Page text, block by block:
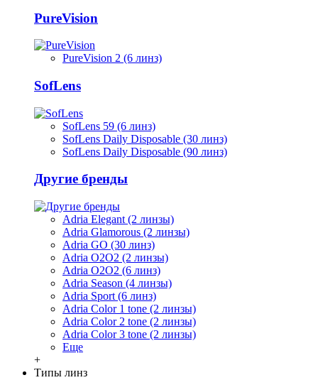
PureVision
PureVision 2 (6 линз)
SofLens
SofLens 59 (6 линз)
SofLens Daily Disposable (30 линз)
SofLens Daily Disposable (90 линз)
Другие бренды
Adria Elegant (2 линзы)
Adria Glamorous (2 линзы)
Adria GO (30 линз)
Adria O2O2 (2 линзы)
Adria O2O2 (6 линз)
Adria Season (4 линзы)
Adria Sport (6 линз)
Adria Сolor 1 tone (2 линзы)
Adria Сolor 2 tone (2 линзы)
Adria Сolor 3 tone (2 линзы)
Еще
+
Типы линз